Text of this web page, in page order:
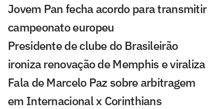
Jovem Pan fecha acordo para transmitir
campeonato europeu
Presidente de clube do Brasileirão
ironiza renovação de Memphis e viraliza
Fala de Marcelo Paz sobre arbitragem
em Internacional x Corinthians